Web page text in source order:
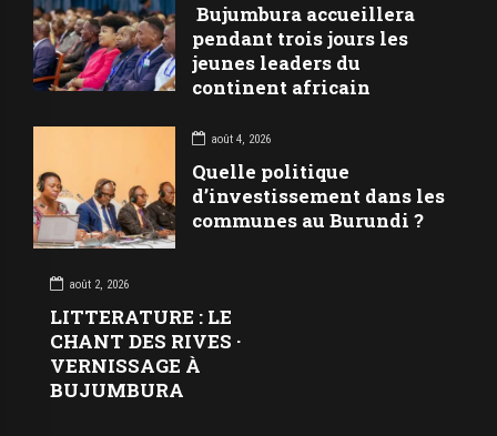
Bujumbura accueillera
pendant trois jours les
jeunes leaders du
continent africain
août 4, 2026
Quelle politique
d’investissement dans les
communes au Burundi ?
août 2, 2026
LITTERATURE : LE
CHANT DES RIVES ·
VERNISSAGE À
BUJUMBURA